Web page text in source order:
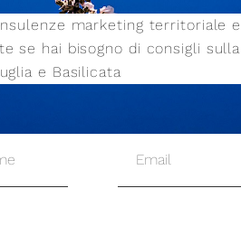
marketing territoriale e
se hai bisogno di consigli sulla
e Basilicata